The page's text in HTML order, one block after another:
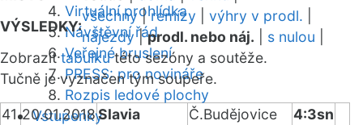
Virtuální prohlídka
Návštěvní řád
Veřejné bruslení
PRESS: pro novináře
Rozpis ledové plochy
Vstupenky
VÝSLEDKY:
všechny|remízy výhry v prodl.
nájezdy|prodl. nebo náj. s nulou
Zobrazittabulkutéto sezóny a soutěže.
Tučně je vyznačen tým soupeře.
41 20.01.2018Slavia Č.Budějovice
4:3sn